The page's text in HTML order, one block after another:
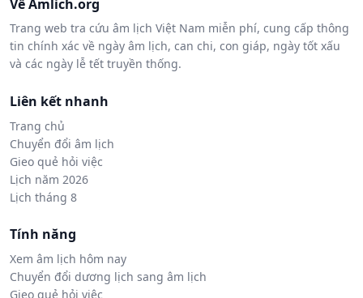
Về Amlich.org
Trang web tra cứu âm lịch Việt Nam miễn phí, cung cấp thông
tin chính xác về ngày âm lịch, can chi, con giáp, ngày tốt xấu
và các ngày lễ tết truyền thống.
Liên kết nhanh
Trang chủ
Chuyển đổi âm lịch
Gieo quẻ hỏi việc
Lịch năm 2026
Lịch tháng 8
Tính năng
Xem âm lịch hôm nay
Chuyển đổi dương lịch sang âm lịch
Gieo quẻ hỏi việc